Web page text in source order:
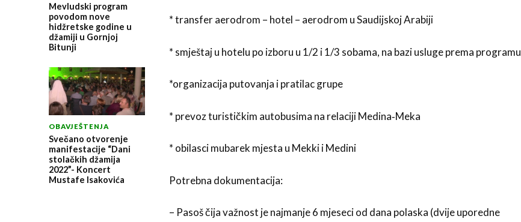
Mevludski program
povodom nove
hidžretske godine u
džamiji u Gornjoj
Bitunji
OBAVJEŠTENJA
Svečano otvorenje
manifestacije “Dani
stolačkih džamija
2022”- Koncert
Mustafe Isakovića
* transfer aerodrom – hotel – aerodrom u Saudijskoj Arabiji
* smještaj u hotelu po izboru u 1/2 i 1/3 sobama, na bazi usluge prema programu
*organizacija putovanja i pratilac grupe
* prevoz turističkim autobusima na relaciji Medina‐Meka
* obilasci mubarek mjesta u Mekki i Medini
Potrebna dokumentacija:
– Pasoš čija važnost je najmanje 6 mjeseci od dana polaska (dvije uporedne